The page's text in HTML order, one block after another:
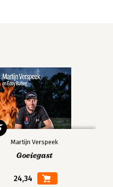
Martijn Verspeek
Goeiegast
24,34